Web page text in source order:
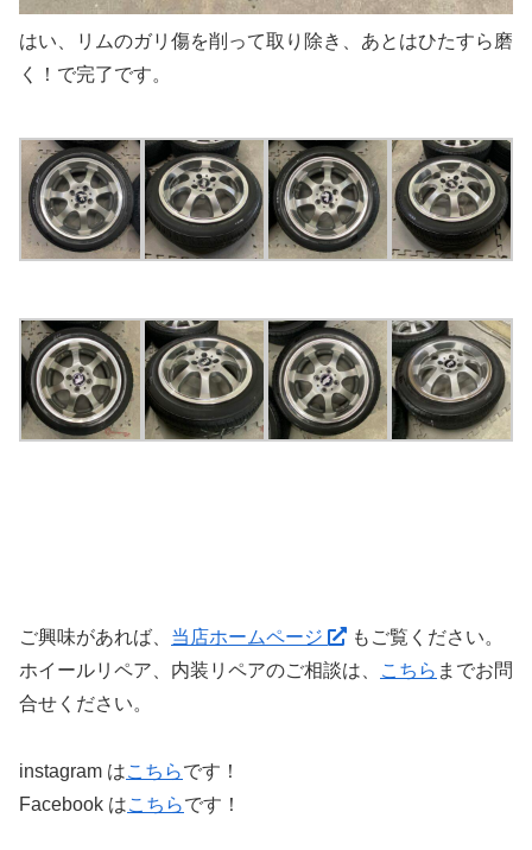
はい、リムのガリ傷を削って取り除き、あとはひたすら磨
く！で完了です。
ご興味があれば、 当店ホームページ
もご覧ください。
ホイールリペア、内装リペアのご相談は、
こちら までお問
合せください。
instagram はこちらです！
Facebook はこちらです！